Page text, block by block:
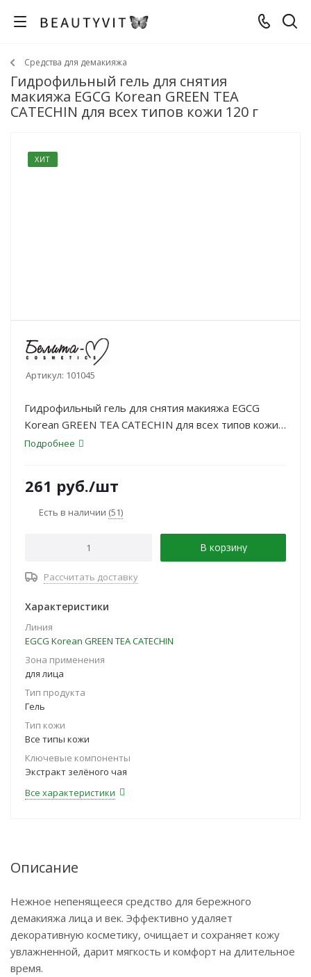
Средства для демакияжа
Гидрофильный гель для снятия
макияжа EGCG Korean GREEN TEA
CATECHIN для всех типов кожи 120 г
ХИТ
Артикул: 101045
Гидрофильный гель для снятия макияжа EGCG
Korean GREEN TEA CATECHIN для всех типов кожи
120 г
Подробнее
261 руб./шт
Есть в наличии (51)
В корзину
Рассчитать доставку
Характеристики
Линия
EGCG Korean GREEN TEA CATECHIN
Зона применения
для лица
Тип продукта
Гель
Тип кожи
Все типы кожи
Ключевые компоненты
Экстракт зелёного чая
Все характеристики
Описание
Нежное непенящееся средство для бережного
демакияжа лица и век. Эффективно удаляет
декоративную косметику, очищает и сохраняет кожу
увлажненной, дарит мягкость и комфорт на длительное
время.